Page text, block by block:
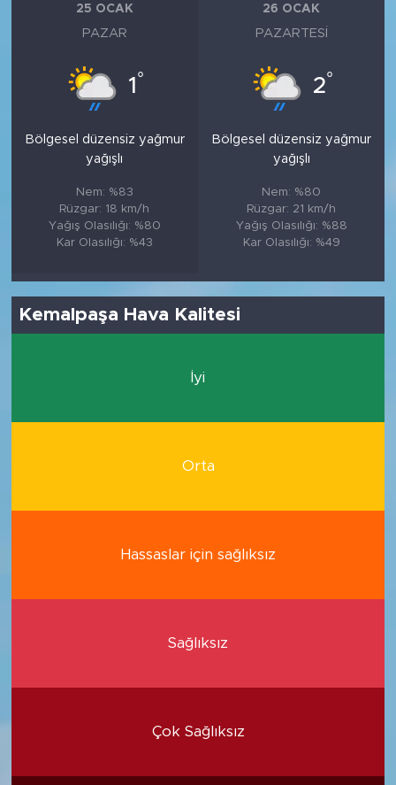
25 OCAK
PAZAR
1 °
Bölgesel düzensiz yağmur
yağışlı
Nem: %83
Rüzgar: 18 km/h
Yağış Olasılığı: %80
Kar Olasılığı: %43
26 OCAK
PAZARTESI
2°
Bölgesel düzensiz yağmur
yağışlı
Nem: %80
Rüzgar: 21 km/h
Yağış Olasılığı: %88
Kar Olasılığı: %49
Kemalpaşa Hava Kalitesi
İyi
Orta
Hassaslar için sağlıksız
Sağlıksız
Çok Sağlıksız